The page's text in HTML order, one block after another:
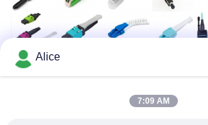
Alice
7:09 AM